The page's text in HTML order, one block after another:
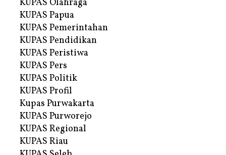
KUPAS Olahraga
KUPAS Papua
KUPAS Pemerintahan
KUPAS Pendidikan
KUPAS Peristiwa
KUPAS Pers
KUPAS Politik
KUPAS Profil
Kupas Purwakarta
KUPAS Purworejo
KUPAS Regional
KUPAS Riau